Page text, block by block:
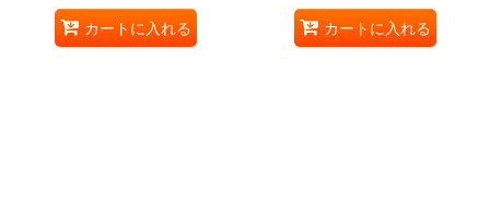
カートに入れる カートに入れる